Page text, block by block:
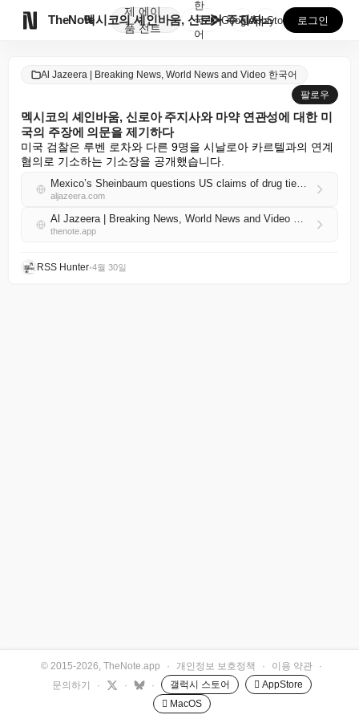
TheNote
제
품
에이
전트
멕시코의 셰인바움, 신로아 주지사와 마약 연관성에 대한...
한
국
어
GooglePlay
AppStore 로그인
Al Jazeera | Breaking News, World News and Video 한국어
팔로우
멕시코의 셰인바움, 신로아 주지사와 마약 연관성에 대한 미
국의 주장에 의문을 제기하다
미국 검찰은 루벤 로차와 다른 9명을 시날로아 카르텔과의 연계
혐의로 기소하는 기소장을 공개했습니다.
Mexico’s Sheinbaum questions US claims of drug ties to Sinaloa governor
aljazeera.com
Al Jazeera | Breaking News, World News and Video 한국어 RSS
thenote.app
RSS Hunter•4월 30일
© 2015-2026, TheNote.app · 개인정보 보호정책 · 이용 약관
·
문의하기
· · · 갤럭시 스토어
 AppStore
 MacOS